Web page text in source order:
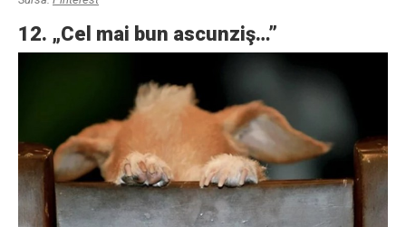
12. „Cel mai bun ascunziş…”